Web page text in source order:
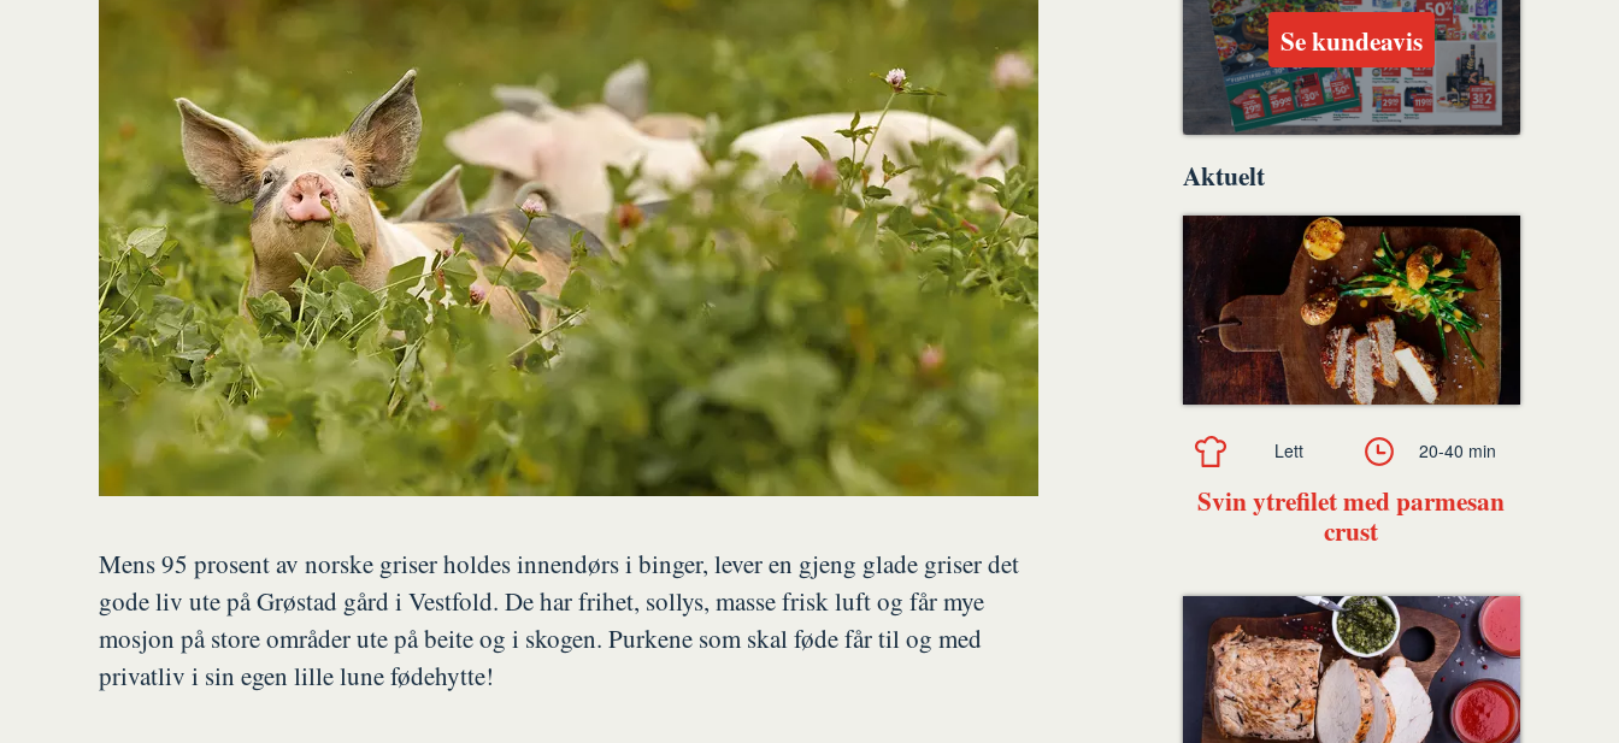
Mens 95 prosent av norske griser holdes innendørs i binger, lever en gjeng glade griser det
gode liv ute på Grøstad gård i Vestfold. De har frihet, sollys, masse frisk luft og får mye
mosjon på store områder ute på beite og i skogen. Purkene som skal føde får til og med
privatliv i sin egen lille lune fødehytte!
Se kundeavis
Aktuelt
Svin ytrefilet med parmesan
crust
Lett 20-40 min